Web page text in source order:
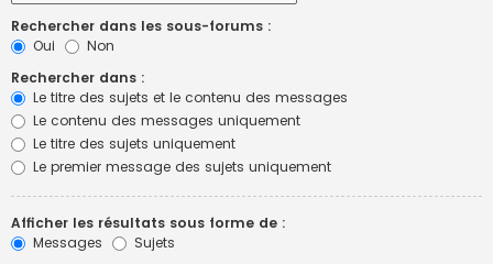
Rechercher dans les sous-forums :
Oui
Non
Rechercher dans :
Le titre des sujets et le contenu des messages
Le contenu des messages uniquement
Le titre des sujets uniquement
Le premier message des sujets uniquement
Afficher les résultats sous forme de :
Messages
Sujets